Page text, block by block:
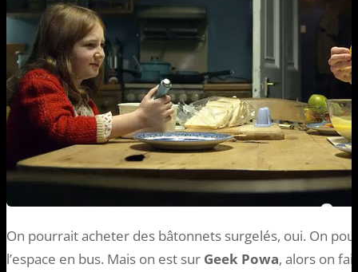
On pourrait acheter des bâtonnets surgelés, oui. On
l’espace en bus. Mais on est sur Geek Powa, alors on